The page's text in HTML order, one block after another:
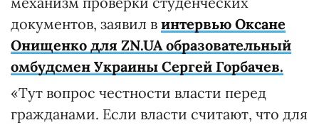
документов, заявил в интервью Оксане
Онищенко для ZN.UA образовательный
омбудсмен Украины Сергей Горбачев.
«Тут вопрос честности власти перед
гражданами. Если власти считают, что для